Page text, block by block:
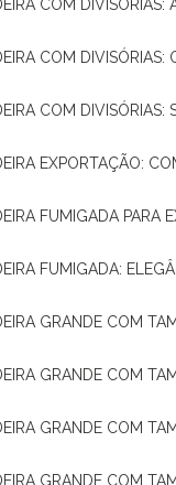
COM
COM
COM
EXPORTAÇÃO:
FUMIGADA PARA
FUMIGADA:
GRANDE COM
GRANDE COM
GRANDE COM
GRANDE COM